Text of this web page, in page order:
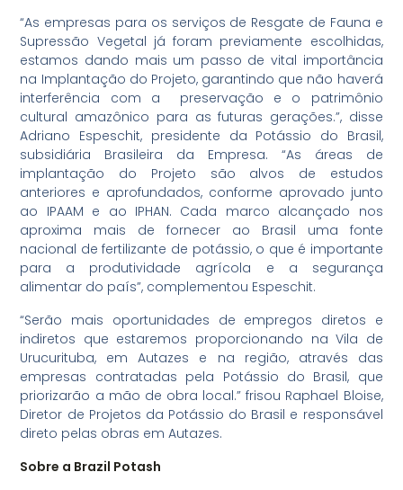
“As empresas para os serviços de Resgate de Fauna e
Supressão Vegetal já foram previamente escolhidas,
estamos dando mais um passo de vital importância
na Implantação do Projeto, garantindo que não haverá
interferência com a preservação e o patrimônio
cultural amazônico para as futuras gerações.”, disse
Adriano Espeschit, presidente da Potássio do Brasil,
subsidiária Brasileira da Empresa. “As áreas de
implantação do Projeto são alvos de estudos
anteriores e aprofundados, conforme aprovado junto
ao IPAAM e ao IPHAN. Cada marco alcançado nos
aproxima mais de fornecer ao Brasil uma fonte
nacional de fertilizante de potássio, o que é importante
para a produtividade agrícola e a segurança
alimentar do país”, complementou Espeschit.
“Serão mais oportunidades de empregos diretos e
indiretos que estaremos proporcionando na Vila de
Urucurituba, em Autazes e na região, através das
empresas contratadas pela Potássio do Brasil, que
priorizarão a mão de obra local.” frisou Raphael Bloise,
Diretor de Projetos da Potássio do Brasil e responsável
direto pelas obras em Autazes.
Sobre a Brazil Potash